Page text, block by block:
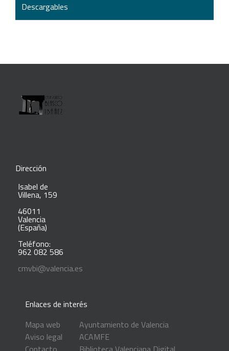
Descargables
Dirección
Isabel de
Villena, 159
46011
Valencia
(España)
Teléfono:
962 082 586
cmvbi@valencia.es
Enlaces de interés
Mapa web
Aviso legal
Ayuntamiento de Valencia
ACAMFE